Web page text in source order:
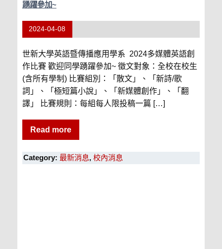
踴躍參加~
2024-04-08
世新大學英語暨傳播應用學系 2024多媒體英語創
作比賽 歡迎同學踴躍參加~ 徵文對象：全校在校生
(含所有學制) 比賽組別：「散文」、「新詩/歌
詞」、「極短篇小說」、「新媒體創作」、「翻
譯」 比賽規則：每組每人限投稿一篇 […]
Read more
Category: 最新消息, 校內消息